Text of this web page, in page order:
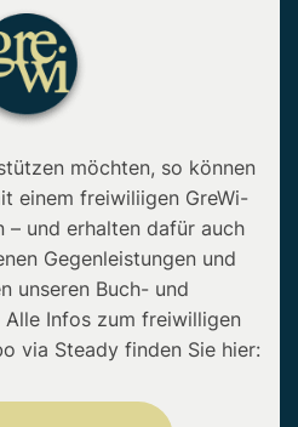
möchten, so können
einem freiwiliigen GreWi-
und erhalten dafür auch
Gegenleistungen und
unseren Buch- und
Alle Infos zum freiwilligen
via Steady finden Sie hier: